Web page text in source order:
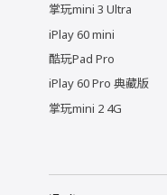
掌玩mini 3 Ultra
iPlay 60 mini
酷玩Pad Pro
iPlay 60 Pro 典藏版
掌玩mini 2 4G